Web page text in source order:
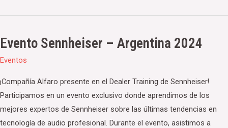
Evento Sennheiser – Argentina 2024
Eventos
¡Compañía Alfaro presente en el Dealer Training de Sennheiser!
Participamos en un evento exclusivo donde aprendimos de los
mejores expertos de Sennheiser sobre las últimas tendencias en
tecnología de audio profesional. Durante el evento, asistimos a
Evento
Argentina
2024